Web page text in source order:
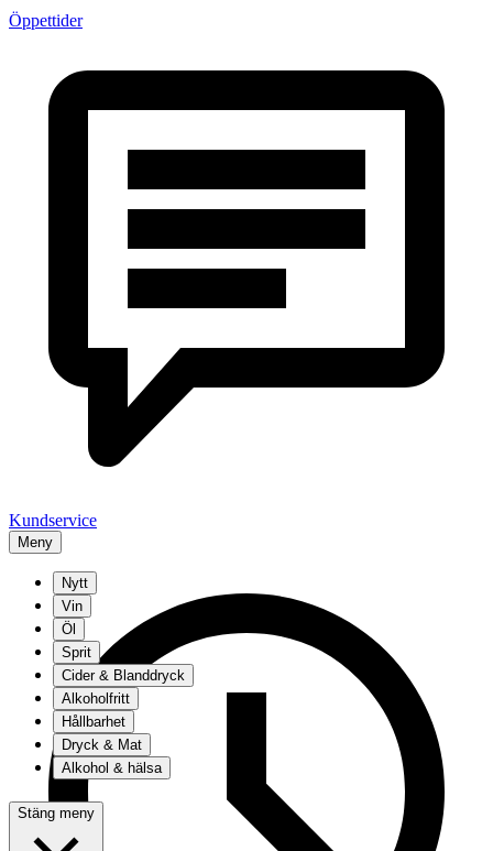
Öppettider
Kundservice
Meny
Nytt
Vin
Öl
Sprit
Cider & Blanddryck
Alkoholfritt
Hållbarhet
Dryck & Mat
Alkohol & hälsa
Stäng meny